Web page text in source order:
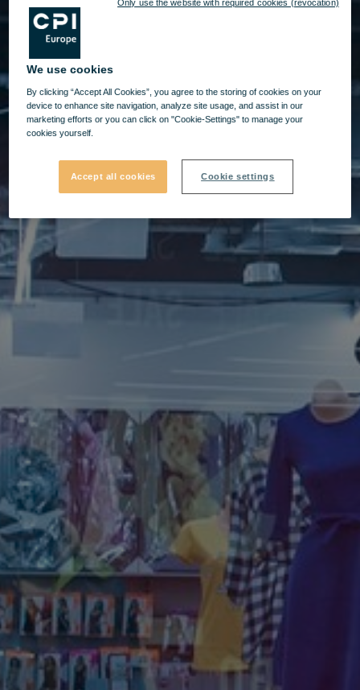
We use cookies
By clicking “Accept All Cookies”, you agree to the storing of cookies on your
device to enhance site navigation, analyze site usage, and assist in our
marketing efforts or you can click on "Cookie-Settings" to manage your
cookies yourself.
Accept all cookies Cookie settings
Only use the website with required cookies (revocation)